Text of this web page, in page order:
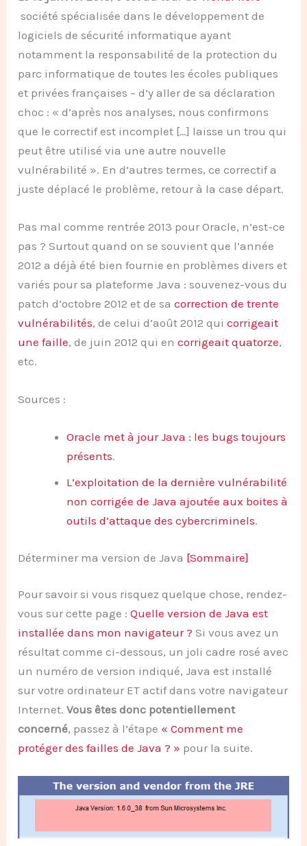
société spécialisée dans le développement de
logiciels de sécurité informatique ayant
notamment la responsabilité de la protection du
parc informatique de toutes les écoles publiques
et privées françaises – d’y aller de sa déclaration
choc : « d’après nos analyses, nous confirmons
que le correctif est incomplet […] laisse un trou qui
peut être utilisé via une autre nouvelle
vulnérabilité ». En d’autres termes, ce correctif a
juste déplacé le problème, retour à la case départ.
Pas mal comme rentrée 2013 pour Oracle, n’est-ce
pas ? Surtout quand on se souvient que l’année
2012 a déjà été bien fournie en problèmes divers et
variés pour sa plateforme Java : souvenez-vous du
patch d’octobre 2012 et de sacorrection de trente
vulnérabilités, de celui d’août 2012 quicorrigeait
une faille, de juin 2012 qui encorrigeait quatorze,
etc.
Sources :
Oracle met à jour Java : les bugs toujours
présents.
L’exploitation de la dernière vulnérabilité
non corrigée de Java ajoutée aux boites à
outils d’attaque des cybercriminels.
Déterminer ma version de Java [Sommaire]
Pour savoir si vous risquez quelque chose, rendez-
vous sur cette page :Quelle version de Java est
installée dans mon navigateur ? Si vous avez un
résultat comme ci-dessous, un joli cadre rosé avec
un numéro de version indiqué, Java est installé
sur votre ordinateur ET actif dans votre navigateur
Internet.Vous êtes donc potentiellement
concerné, passez à l’étape « Comment me
protéger des failles de Java ? » pour la suite.